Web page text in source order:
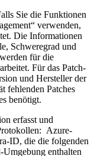
Sie die Funktionen
verwenden,
Die Informationen
Schweregrad und
für die
Für das Patch-
und Hersteller der
fehlenden Patches
benötigt.
erfasst und
Azure-
ID, die die folgenden
Umgebung enthalten